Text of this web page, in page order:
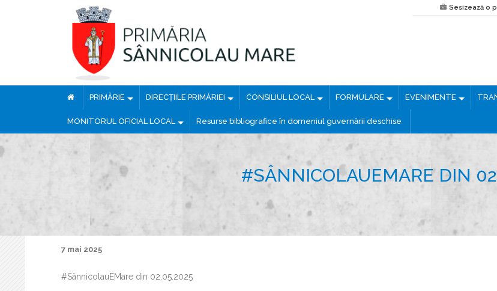
Sesizează o
t
ă
PRIMĂRIE DIRECȚIILE PRIMĂRIEI CONSILIUL LOCAL FORMULARE EVENIMENTE
MONITORUL OFICIAL LOCAL Resurse bibliografice în domeniul guvernării deschise
#SÂNNICOLAUEMARE DIN
7 mai 2025
#SânnicolauEMare din 02.05.2025